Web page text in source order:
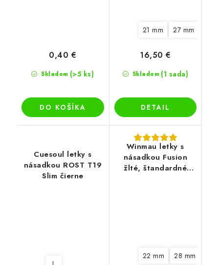
Skladom (>5 ks)
0,40 €
DO KOŠÍKA
21 mm 27 mm
Skladom (1 sada)
16,50 €
DETAIL
Cuesoul letky s
násadkou ROST T19
Slim čierne
Winmau letky s
násadkou Fusion
žlté, štandardné
22 mm 28 mm